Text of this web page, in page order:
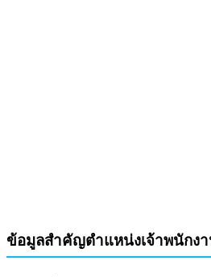
ข้อมูลสำคัญตำแหน่งเจ้าพนักง